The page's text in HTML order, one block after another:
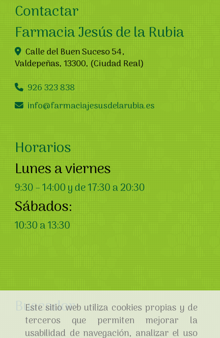
Este sitio web utiliza cookies propias y de
terceros que permiten mejorar la
usabilidad de navegación, analizar el uso
Contactar
Farmacia Jesús de la Rubia
Calle del Buen Suceso 54,
Valdepeñas, 13300, (Ciudad Real)
926 323 838
info farmaciajesusdelarubia.es
Horarios
Lunes a viernes
9:30 – 14:00 y de 17:30 a 20:30
Sábados:
10:30 a 13:30
Buscador